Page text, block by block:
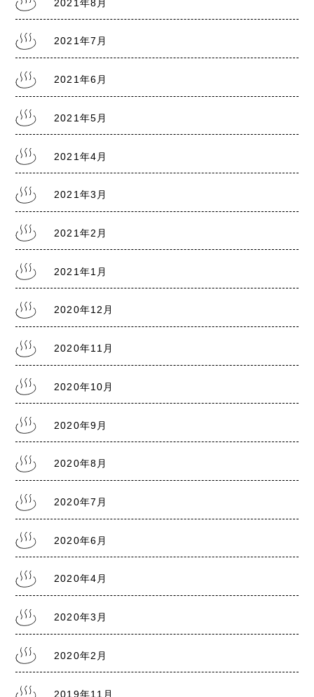
2021.7.30
熊本銭湯の日記『熊本まん延防止宣言7/31～
2021.7.28
熊本銭湯の日記『リスクレベル5 厳戒警報』
2021年8月
2021年7月
2021年6月
2021年5月
2021年4月
2021年3月
2021年2月
2021年1月
2020年12月
2020年11月
2020年10月
2020年9月
2020年8月
2020年7月
2020年6月
2020年4月
2020年3月
2020年2月
2019年11月